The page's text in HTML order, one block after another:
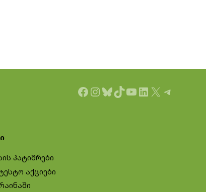
Facebook
Instagram
Bluesky
TikTok
YouTube
LinkedIn
X Telegram
პატიმრები
აქციები